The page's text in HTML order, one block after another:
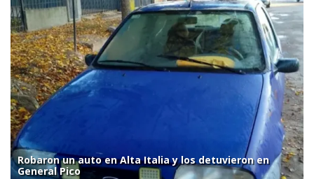
Robaron un auto en Alta Italia y los detuvieron en
General Pico